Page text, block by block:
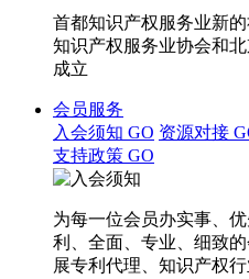
首都知识产权服务业新
知识产权服务业协会和
成立
会员服务
入会须知 GO 资源对接
支持政策 GO
为每一位会员办实事、
利、全面、专业、细致
展专利代理、知识产权行